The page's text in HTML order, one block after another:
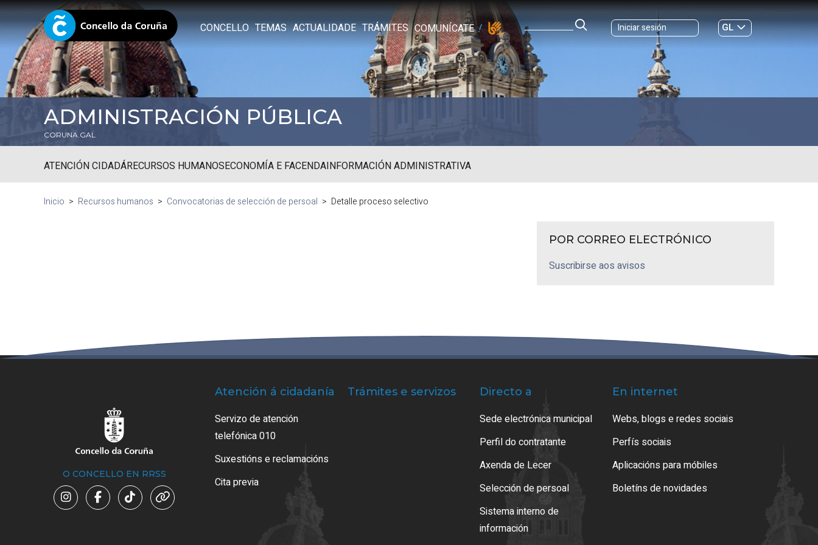
CONCELLO TEMAS ACTUALIDADE TRÁMITES COMUNÍCATE Iniciar sesión
GL
ES|
ADMINISTRACIÓN PÚBLICA
CORUNA.GAL
ATENCIÓN CIDADÁRECURSOS HUMANOSECONOMÍA E FACENDAINFORMACIÓN ADMINISTRATIVA
Inicio Recursos humanos Convocatorias de selección de persoal Detalle proceso selectivo
POR CORREO ELECTRÓNICO
Suscribirse aos avisos
O CONCELLO EN RRSS
Atención á cidadanía
Servizo de atención
telefónica 010
Suxestións e reclamacións
Cita previa
Trámites e servizos Directo a
Sede electrónica municipal
Perfil do contratante
Axenda de Lecer
Selección de persoal
Sistema interno de
información
En internet
Webs, blogs e redes sociais
Perfís sociais
Aplicacións para móbiles
Boletíns de novidades